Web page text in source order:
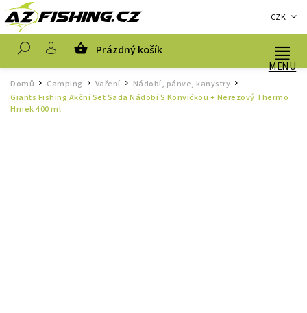
CZK
Prázdný košík
Domů / Camping Vaření Nádobí, pánve, kanystry /
Giants Fishing Akční Set Sada Nádobí S Konvičkou + Nerezový Thermo
Hrnek 400 ml